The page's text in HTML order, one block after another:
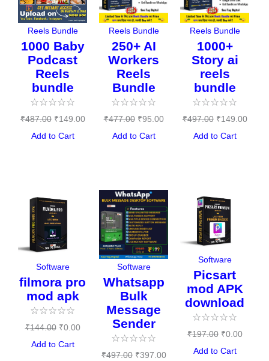
Reels Bundle
1000 Baby
Podcast
Reels
bundle
☆☆☆☆☆
₹487.00
₹487.00.
₹149.00
₹149.00.
Add to Cart
Reels Bundle
250+ AI
Workers
Reels
Bundle
☆☆☆☆☆
₹477.00
₹477.00.
₹95.00
₹95.00.
Add to Cart
Reels Bundle
1000+
Story ai
reels
bundle
☆☆☆☆☆
₹497.00
₹497.00.
₹149.00
Add to Cart
Software
filmora pro
mod apk
☆☆☆☆☆
₹144.00
Original
price
₹144.00.
₹0.00
Current
₹0.00.
Add to Cart
Software
Whatsapp
Bulk
Message
Sender
☆☆☆☆☆
₹497.00
Original
price
was:
₹497.00.
₹397.00
Current
price
₹397.00.
Software
Picsart
mod APK
download
☆☆☆☆☆
₹197.00
Original
price
was:
₹197.00.
₹0.00
Add to Cart